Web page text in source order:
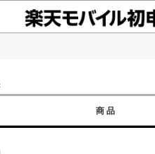
商品